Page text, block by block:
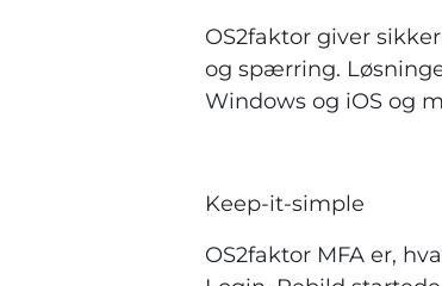
OS2faktor giver
og spærring.
Windows og iOS og
Keep-it-simple
OS2faktor MFA er,